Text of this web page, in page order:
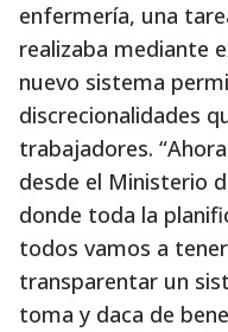
enfermería, una
realizaba mediante
nuevo sistema
discrecionalidades
trabajadores.
desde el Ministerio
donde toda la
todos vamos a
transparentar un
toma y daca de